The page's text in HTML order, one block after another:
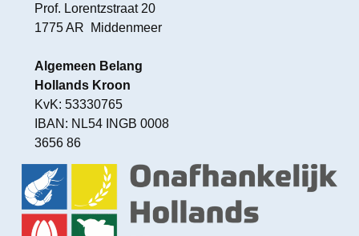
Prof. Lorentzstraat 20
1775 AR Middenmeer
Algemeen Belang
Hollands Kroon
KvK: 53330765
IBAN: NL54 INGB 0008
3656 86